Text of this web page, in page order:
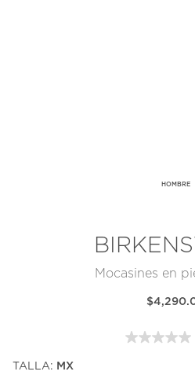
HOMBRE
Mocasines en
TALLA: MX